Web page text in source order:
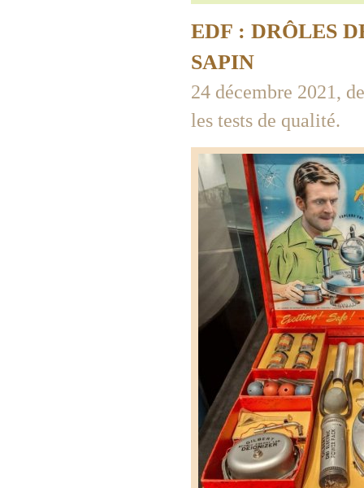
EDF : DRÔLES
SAPIN
24 décembre 2021,
les tests de qualité.